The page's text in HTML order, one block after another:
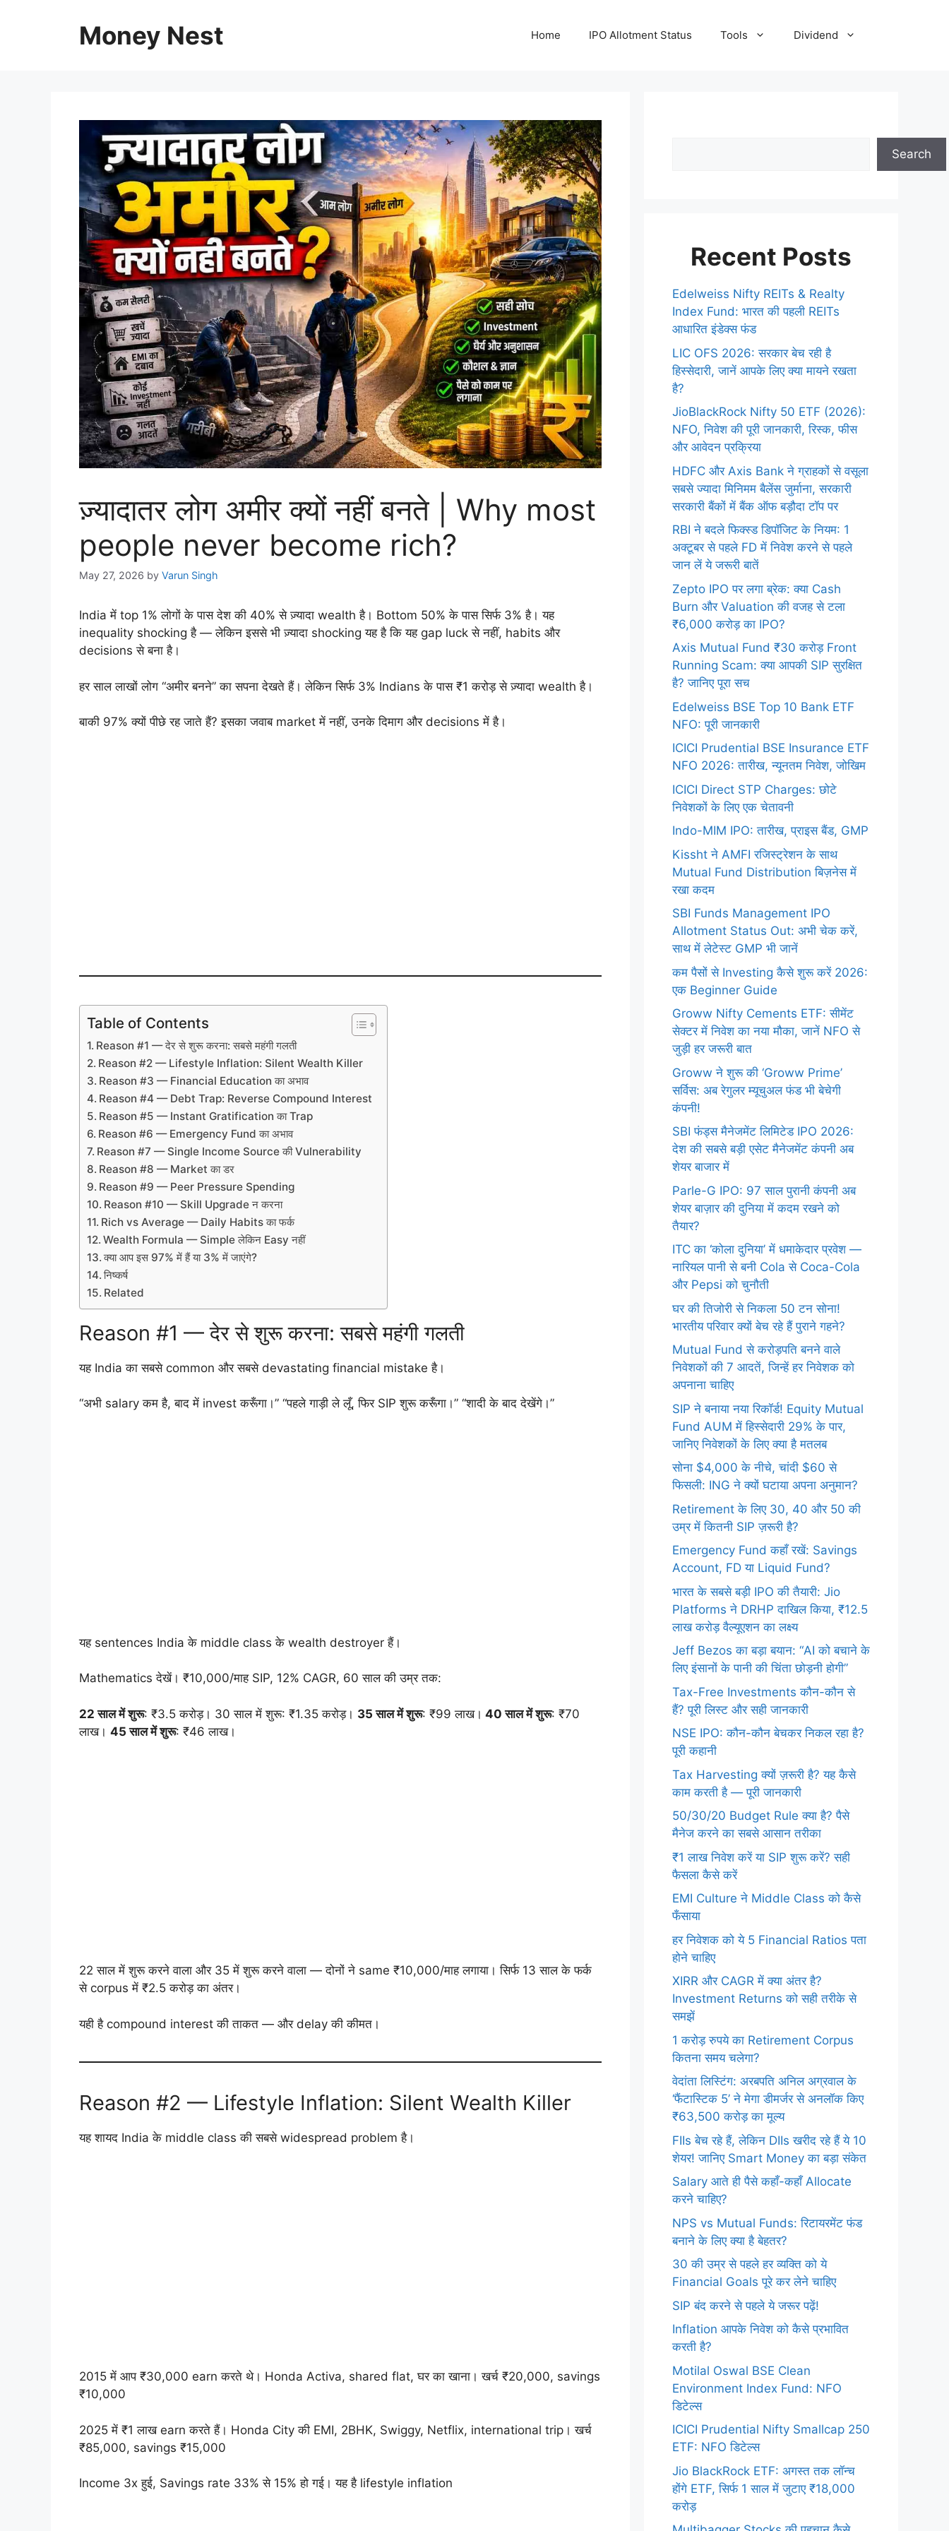
Money Nest Home IPO Allotment Status Tools Dividend
ज़्यादातर लोग अमीर क्यों नहीं बनते | Why most
people never become rich?
May 27, 2026 by Varun Singh
India में top 1% लोगों के पास देश की 40% से ज़्यादा wealth है। Bottom 50% के पास सिर्फ 3% है। यह
inequality shocking है — लेकिन इससे भी ज़्यादा shocking यह है कि यह gap luck से नहीं, habits और
decisions से बना है।
हर साल लाखों लोग “अमीर बनने” का सपना देखते हैं। लेकिन सिर्फ 3% Indians के पास ₹1 करोड़ से ज़्यादा wealth है।
बाकी 97% क्यों पीछे रह जाते हैं? इसका जवाब market में नहीं, उनके दिमाग और decisions में है।
Table of Contents
Reason #1 — देर से शुरू करना: सबसे महंगी गलती
Reason #2 — Lifestyle Inflation: Silent Wealth Killer
Reason #3 — Financial Education का अभाव
Reason #4 — Debt Trap: Reverse Compound Interest
Reason #5 — Instant Gratification का Trap
Reason #6 — Emergency Fund का अभाव
Reason #7 — Single Income Source की Vulnerability
Reason #8 — Market का डर
Reason #9 — Peer Pressure Spending
Reason #10 — Skill Upgrade न करना
Rich vs Average — Daily Habits का फर्क
Wealth Formula — Simple लेकिन Easy नहीं
क्या आप इस 97% में हैं या 3% में जाएंगे?
निष्कर्ष
Related
Reason #1 — देर से शुरू करना: सबसे महंगी गलती
यह India का सबसे common और सबसे devastating financial mistake है।
“अभी salary कम है, बाद में invest करूँगा।” “पहले गाड़ी ले लूँ, फिर SIP शुरू करूँगा।” “शादी के बाद देखेंगे।”
यह sentences India के middle class के wealth destroyer हैं।
Mathematics देखें। ₹10,000/माह SIP, 12% CAGR, 60 साल की उम्र तक:
22 साल में शुरू: ₹3.5 करोड़। 30 साल में शुरू: ₹1.35 करोड़। 35 साल में शुरू: ₹99 लाख। 40 साल में शुरू: ₹70
लाख। 45 साल में शुरू: ₹46 लाख।
22 साल में शुरू करने वाला और 35 में शुरू करने वाला — दोनों ने same ₹10,000/माह लगाया। सिर्फ 13 साल के फर्क
से corpus में ₹2.5 करोड़ का अंतर।
यही है compound interest की ताकत — और delay की कीमत।
Reason #2 — Lifestyle Inflation: Silent Wealth Killer
यह शायद India के middle class की सबसे widespread problem है।
2015 में आप ₹30,000 earn करते थे। Honda Activa, shared flat, घर का खाना। खर्च ₹20,000, savings
₹10,000
2025 में ₹1 लाख earn करते हैं। Honda City की EMI, 2BHK, Swiggy, Netflix, international trip। खर्च
₹85,000, savings ₹15,000
Income 3x हुई, Savings rate 33% से 15% हो गई। यह है lifestyle inflation
Search
Recent Posts
Edelweiss Nifty REITs & Realty
Index Fund: भारत की पहली REITs
आधारित इंडेक्स फंड
LIC OFS 2026: सरकार बेच रही है
हिस्सेदारी, जानें आपके लिए क्या मायने रखता
है?
JioBlackRock Nifty 50 ETF (2026):
NFO, निवेश की पूरी जानकारी, रिस्क, फीस
और आवेदन प्रक्रिया
HDFC और Axis Bank ने ग्राहकों से वसूला
सबसे ज्यादा मिनिमम बैलेंस जुर्माना, सरकारी
सरकारी बैंकों में बैंक ऑफ बड़ौदा टॉप पर
RBI ने बदले फिक्स्ड डिपॉजिट के नियम: 1
अक्टूबर से पहले FD में निवेश करने से पहले
जान लें ये जरूरी बातें
Zepto IPO पर लगा ब्रेक: क्या Cash
Burn और Valuation की वजह से टला
₹6,000 करोड़ का IPO?
Axis Mutual Fund ₹30 करोड़ Front
Running Scam: क्या आपकी SIP सुरक्षित
है? जानिए पूरा सच
Edelweiss BSE Top 10 Bank ETF
NFO: पूरी जानकारी
ICICI Prudential BSE Insurance ETF
NFO 2026: तारीख, न्यूनतम निवेश, जोखिम
ICICI Direct STP Charges: छोटे
निवेशकों के लिए एक चेतावनी
Indo-MIM IPO: तारीख, प्राइस बैंड, GMP
Kissht ने AMFI रजिस्ट्रेशन के साथ
Mutual Fund Distribution बिज़नेस में
रखा कदम
SBI Funds Management IPO
Allotment Status Out: अभी चेक करें,
साथ में लेटेस्ट GMP भी जानें
कम पैसों से Investing कैसे शुरू करें 2026:
एक Beginner Guide
Groww Nifty Cements ETF: सीमेंट
सेक्टर में निवेश का नया मौका, जानें NFO से
जुड़ी हर जरूरी बात
Groww ने शुरू की ‘Groww Prime’
सर्विस: अब रेगुलर म्यूचुअल फंड भी बेचेगी
कंपनी!
SBI फंड्स मैनेजमेंट लिमिटेड IPO 2026:
देश की सबसे बड़ी एसेट मैनेजमेंट कंपनी अब
शेयर बाजार में
Parle-G IPO: 97 साल पुरानी कंपनी अब
शेयर बाज़ार की दुनिया में कदम रखने को
तैयार?
ITC का ‘कोला दुनिया’ में धमाकेदार प्रवेश —
नारियल पानी से बनी Cola से Coca-Cola
और Pepsi को चुनौती
घर की तिजोरी से निकला 50 टन सोना!
भारतीय परिवार क्यों बेच रहे हैं पुराने गहने?
Mutual Fund से करोड़पति बनने वाले
निवेशकों की 7 आदतें, जिन्हें हर निवेशक को
अपनाना चाहिए
SIP ने बनाया नया रिकॉर्ड! Equity Mutual
Fund AUM में हिस्सेदारी 29% के पार,
जानिए निवेशकों के लिए क्या है मतलब
सोना $4,000 के नीचे, चांदी $60 से
फिसली: ING ने क्यों घटाया अपना अनुमान?
Retirement के लिए 30, 40 और 50 की
उम्र में कितनी SIP ज़रूरी है?
Emergency Fund कहाँ रखें: Savings
Account, FD या Liquid Fund?
भारत के सबसे बड़ी IPO की तैयारी: Jio
Platforms ने DRHP दाखिल किया, ₹12.5
लाख करोड़ वैल्यूएशन का लक्ष्य
Jeff Bezos का बड़ा बयान: “AI को बचाने के
लिए इंसानों के पानी की चिंता छोड़नी होगी”
Tax-Free Investments कौन-कौन से
हैं? पूरी लिस्ट और सही जानकारी
NSE IPO: कौन-कौन बेचकर निकल रहा है?
पूरी कहानी
Tax Harvesting क्यों ज़रूरी है? यह कैसे
काम करती है — पूरी जानकारी
50/30/20 Budget Rule क्या है? पैसे
मैनेज करने का सबसे आसान तरीका
₹1 लाख निवेश करें या SIP शुरू करें? सही
फैसला कैसे करें
EMI Culture ने Middle Class को कैसे
फँसाया
हर निवेशक को ये 5 Financial Ratios पता
होने चाहिए
XIRR और CAGR में क्या अंतर है?
Investment Returns को सही तरीके से
समझें
1 करोड़ रुपये का Retirement Corpus
कितना समय चलेगा?
वेदांता लिस्टिंग: अरबपति अनिल अग्रवाल के
‘फैंटास्टिक 5’ ने मेगा डीमर्जर से अनलॉक किए
₹63,500 करोड़ का मूल्य
FIIs बेच रहे हैं, लेकिन DIIs खरीद रहे हैं ये 10
शेयर! जानिए Smart Money का बड़ा संकेत
Salary आते ही पैसे कहाँ-कहाँ Allocate
करने चाहिए?
NPS vs Mutual Funds: रिटायरमेंट फंड
बनाने के लिए क्या है बेहतर?
30 की उम्र से पहले हर व्यक्ति को ये
Financial Goals पूरे कर लेने चाहिए
SIP बंद करने से पहले ये जरूर पढ़ें!
Inflation आपके निवेश को कैसे प्रभावित
करती है?
Motilal Oswal BSE Clean
Environment Index Fund: NFO
डिटेल्स
ICICI Prudential Nifty Smallcap 250
ETF: NFO डिटेल्स
Jio BlackRock ETF: अगस्त तक लॉन्च
होंगे ETF, सिर्फ 1 साल में जुटाए ₹18,000
करोड़